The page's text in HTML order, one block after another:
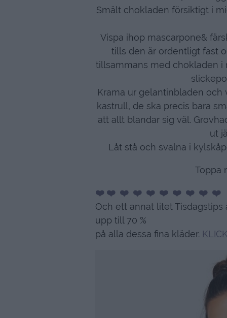
Smält chokladen försiktigt i
Vispa ihop mascarpone&
tills den är ordentligt fast
tillsammans med chokladen i
Krama ur gelantinbladen
kastrull, de ska precis bara
att allt blandar sig väl.
ut
Låt stå och svalna i
Toppa
❤️ ❤️ ❤️ ❤️ ❤️ ❤️ ❤️ ❤️ ❤️ ❤️
Och ett annat litet Tisdagstips
upp till 70 %
på alla dessa fina kläder.